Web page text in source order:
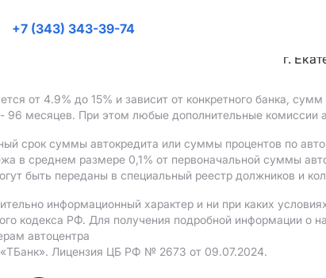
+7 (343) 343-39-74
г.
от 4.9% до 15% и зависит от конкретного банка,
96 месяцев. При этом любые дополнительные комиссии
срок суммы автокредита или суммы процентов по
в среднем размере 0,1% от первоначальной суммы
быть переданы в специальный реестр должников и
информационный характер и ни при каких
кодекса РФ. Для получения подробной информации о
автоцентра
Лицензия ЦБ РФ № 2673 от 09.07.2024.